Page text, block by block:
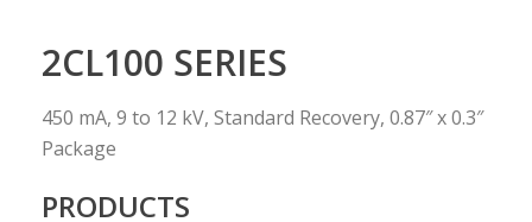
2CL100 SERIES
450 mA, 9 to 12 kV, Standard Recovery, 0.87″ x 0.3″
Package
PRODUCTS